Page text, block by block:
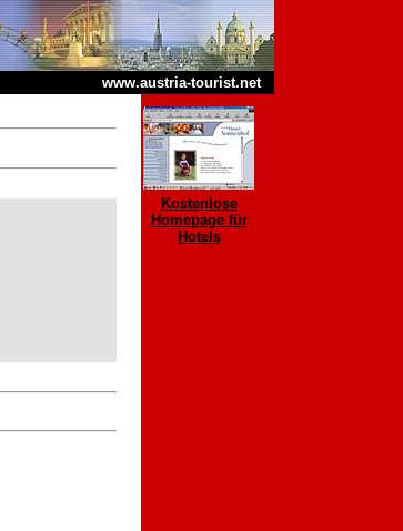
www.austria-tourist.net
Kostenlose
Homepage für
Hotels